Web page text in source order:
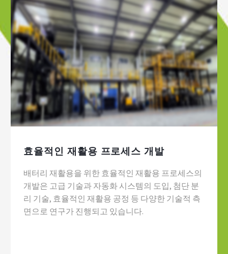
효율적인 재활용 프로세스 개발
배터리 재활용을 위한 효율적인 재활용 프로세스의
개발은 고급 기술과 자동화 시스템의 도입, 첨단 분
리 기술, 효율적인 재활용 공정 등 다양한 기술적 측
면으로 연구가 진행되고 있습니다.